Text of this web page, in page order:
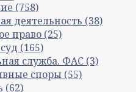
(758)
деятельность (38)
право (25)
(165)
служба. ФАС (3)
споры (55)
(62)